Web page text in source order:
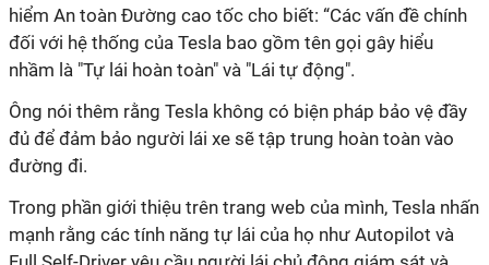
hiểm An toàn Đường cao tốc cho biết: “Các vấn đề chính
đối với hệ thống của Tesla bao gồm tên gọi gây hiểu
nhầm là "Tự lái hoàn toàn" và "Lái tự động".
Ông nói thêm rằng Tesla không có biện pháp bảo vệ đầy
đủ để đảm bảo người lái xe sẽ tập trung hoàn toàn vào
đường đi.
Trong phần giới thiệu trên trang web của mình, Tesla nhấn
mạnh rằng các tính năng tự lái của họ như Autopilot và